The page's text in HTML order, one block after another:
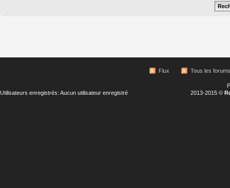
Flux Tous les forums
Utilisateurs enregistrés: Aucun utilisateur enregistré
2013-2015 ©